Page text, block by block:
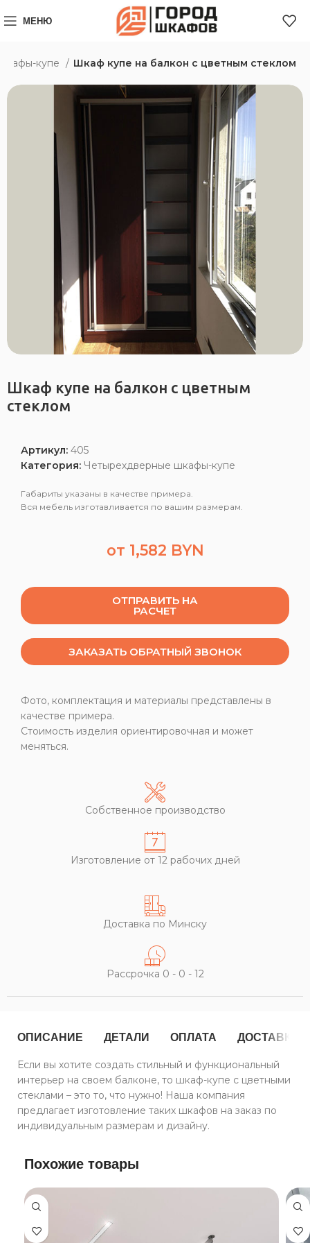
МЕНЮ
купе Шкаф купе на балкон с цветным стеклом
Шкаф купе на балкон с цветным
стеклом
Артикул:405
Категория: Четырехдверные шкафы-купе
Габариты указаны в качестве примера.
Вся мебель изготавливается по вашим размерам.
от 1,582 BYN
ОТПРАВИТЬ НА
РАСЧЕТ
ЗАКАЗАТЬ ОБРАТНЫЙ ЗВОНОК
Фото, комплектация и материалы представлены в
качестве примера.
Стоимость изделия ориентировочная и может
меняться.
Собственное производство
Изготовление от 12 рабочих дней
Доставка по Минску
Рассрочка 0 - 0 - 12
ОПИСАНИЕ ДЕТАЛИ ОПЛАТА ДОСТАВКА
Если вы хотите создать стильный и функциональный
интерьер на своем балконе, то шкаф-купе с цветными
стеклами – это то, что нужно! Наша компания
предлагает изготовление таких шкафов на заказ по
индивидуальным размерам и дизайну.
Похожие товары